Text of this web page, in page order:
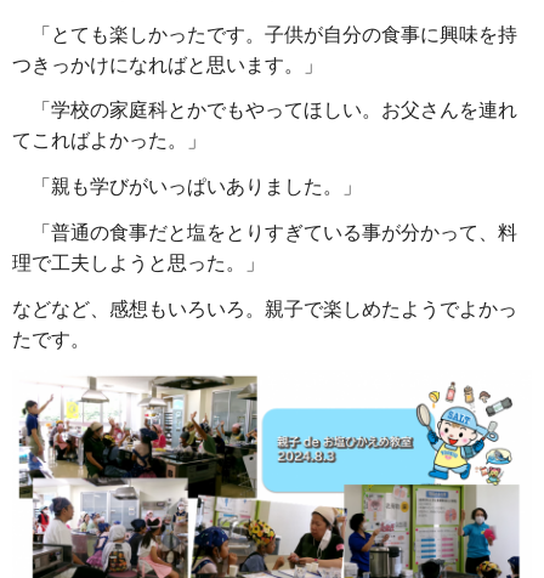
「とても楽しかったです。子供が自分の食事に興味を持
つきっかけになればと思います。」
「学校の家庭科とかでもやってほしい。お父さんを連れ
てこればよかった。」
「親も学びがいっぱいありました。」
「普通の食事だと塩をとりすぎている事が分かって、料
理で工夫しようと思った。」
などなど、感想もいろいろ。親子で楽しめたようでよかっ
たです。